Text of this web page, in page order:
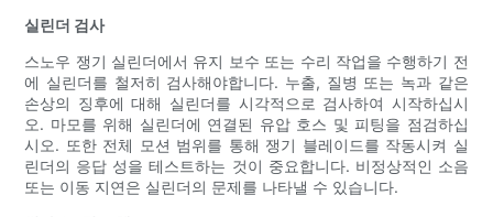
실린더 검사
스노우 쟁기 실린더에서 유지 보수 또는 수리 작업을 수행하기 전
에 실린더를 철저히 검사해야합니다. 누출, 질병 또는 녹과 같은
손상의 징후에 대해 실린더를 시각적으로 검사하여 시작하십시
오. 마모를 위해 실린더에 연결된 유압 호스 및 피팅을 점검하십
시오. 또한 전체 모션 범위를 통해 쟁기 블레이드를 작동시켜 실
린더의 응답 성을 테스트하는 것이 중요합니다. 비정상적인 소음
또는 이동 지연은 실린더의 문제를 나타낼 수 있습니다.